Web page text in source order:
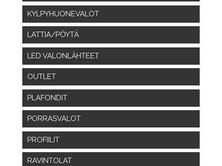
KYLPYHUONEVALOT
LATTIA/PÖYTÄ
LED VALONLÄHTEET
OUTLET
PLAFONDIT
PORRASVALOT
PROFIILIT
RAVINTOLAT